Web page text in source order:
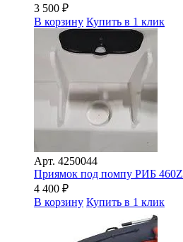
3 500 ₽
В корзину Купить в 1 клик
Арт. 4250044
Приямок под помпу РИБ 460Z
4 400 ₽
В корзину Купить в 1 клик